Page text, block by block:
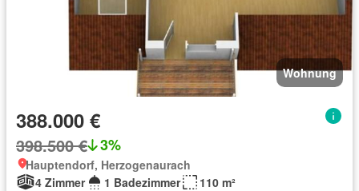
Wohnung
388.000 €
398.500 € 3%
Hauptendorf, Herzogenaurach
4 Zimmer
1 Badezimmer 110 m²